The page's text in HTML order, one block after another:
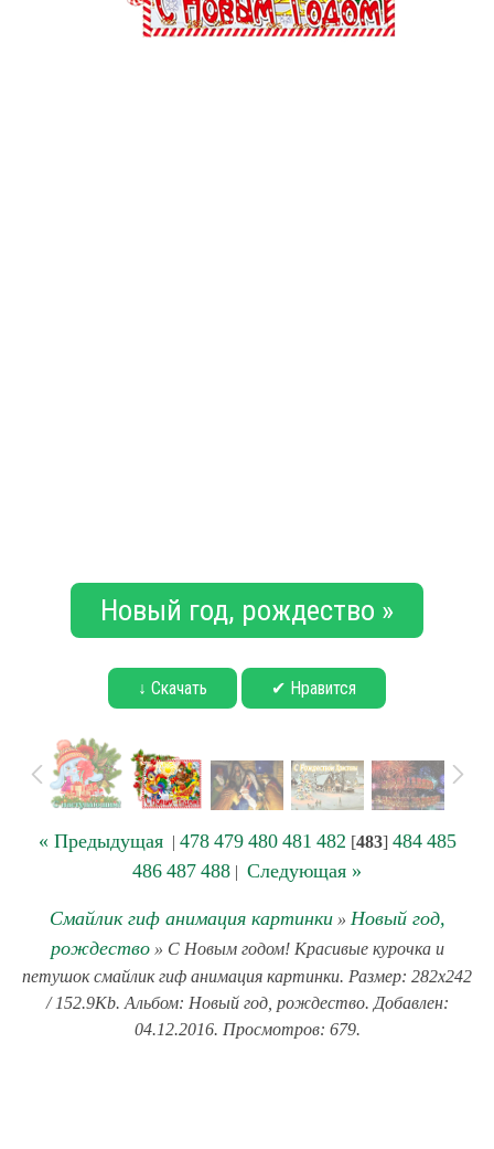
Новый год, рождество »
↓ Скачать ✔ Нравится
« Предыдущая| 478 479 480 481 482 [483] 484 485
486 487 488 | Следующая »
Смайлик гиф анимация картинки» Новый год,
рождество» С Новым годом! Красивые курочка и
петушок смайлик гиф анимация картинки. Размер: 282x242
/ 152.9Kb. Альбом: Новый год, рождество. Добавлен:
04.12.2016. Просмотров: 679.